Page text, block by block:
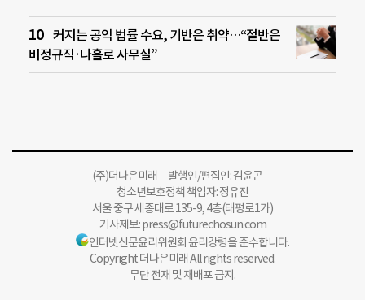
커지는 공익 법률 수요, 기반은 취약…“절반은
비정규직·나홀로 사무실”
(주)더나은미래 발행인/편집인: 김윤곤
청소년보호정책 책임자: 정유진
서울 중구 세종대로 135-9, 4층(태평로1가)
기사제보:press@futurechosun.com
인터넷신문윤리위원회 윤리강령을 준수합니다.
Copyright 더나은미래 All rights reserved.
무단 전재 및 재배포 금지.